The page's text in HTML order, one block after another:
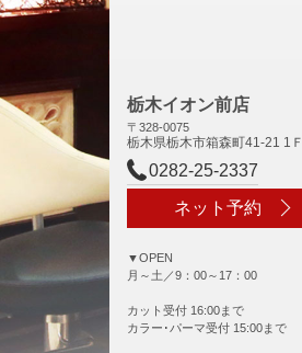
栃木イオン前店
〒328-0075
栃木県栃木市箱森町41-21 1Ｆ
0282-25-2337
ネット予約
▼OPEN
月～土／9：00～17：00
カット受付 16:00まで
カラー･パーマ受付 15:00まで